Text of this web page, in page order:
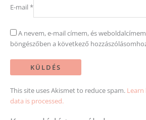
E-mail *
A nevem, e-mail címem, és
böngészőben a következő
This site uses Akismet to reduce spam.
data is processed.